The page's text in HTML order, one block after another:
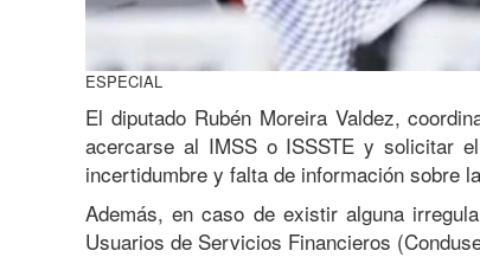
ESPECIAL
El diputado Rubén Moreira Valdez,
acercarse al IMSS o ISSSTE y solicitar
incertidumbre y falta de información sobre
Además, en caso de existir alguna
Usuarios de Servicios Financieros